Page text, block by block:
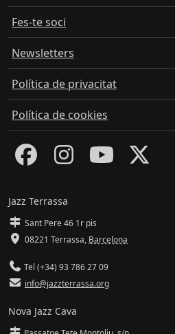
Fes-te soci
Newsletters
Política de privacitat
Política de cookies
Jazz Terrassa
Sant Pere 46 1r pis
08221 Terrassa, Barcelona
Tel (+34) 93 786 27 09
info@jazzterrassa.org
Nova Jazz Cava